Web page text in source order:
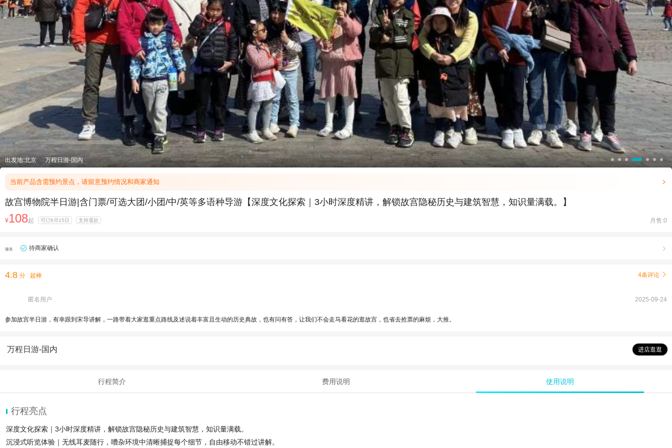
出发地:北京 万程日游-国内
当前产品含需预约景点，请留意预约情况和商家通知 
故宫博物院半日游|含门票/可选大团/小团/中/英等多语种导游【深度文化探索｜3小时深度精讲，解锁故宫隐秘历史与建筑智慧，知识量满载。】
¥108起 可订8月15日 支持退款 月售:0
服务 待商家确认 
4.8 分 超棒 4条评论 
匿名用户 2025-09-24
参加故宫半日游，有幸跟到宋导讲解，一路带着大家逛重点路线及述说着丰富且生动的历史典故，也有问有答，让我们不会走马看花的逛故宫，也省去抢票的麻烦，大推。
万程日游-国内 进店逛逛
行程简介 费用说明 使用说明
行程亮点
深度文化探索｜3小时深度精讲，解锁故宫隐秘历史与建筑智慧，知识量满载。
沉浸式听览体验｜无线耳麦随行，嘈杂环境中清晰捕捉每个细节，自由移动不错过讲解。